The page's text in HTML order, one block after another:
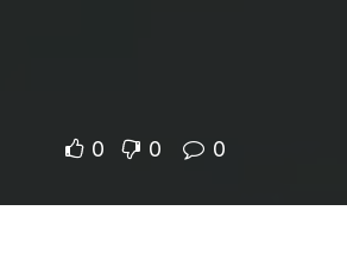
0 0 0